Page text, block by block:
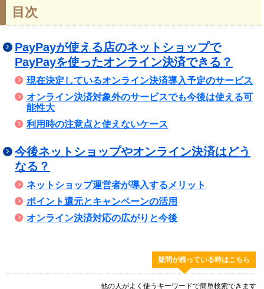
目次
PayPayが使える店のネットショップで
PayPayを使ったオンライン決済できる？
現在決定しているオンライン決済導入予定のサービス
オンライン決済対象外のサービスでも今後は使える可
能性大
利用時の注意点と使えないケース
今後ネットショップやオンライン決済はどう
なる？
ネットショップ運営者が導入するメリット
ポイント還元とキャンペーンの活用
オンライン決済対応の広がりと今後
疑問が残っている時はこちら
他の人がよく使うキーワードで簡単検索できます